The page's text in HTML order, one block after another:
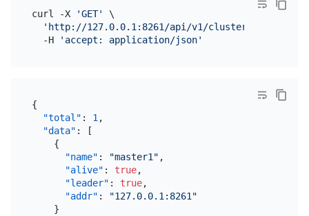
curl -X 'GET'
\
'http://127.0.0.1:8261/api/v1/cluster/masters'
  -H
'accept: application/json'
{
"total" : 1,
"data" :
[
{
"name" : "master1" ,
"alive" : true,
"leader" : true,
"addr" :
"127.0.0.1:8261"
}